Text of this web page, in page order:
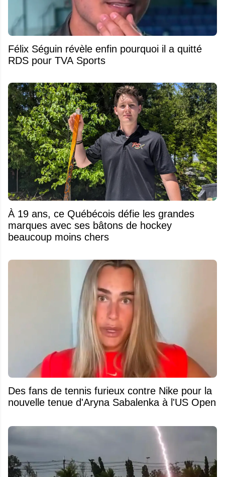
Félix Séguin révèle enfin pourquoi il a quitté
RDS pour TVA Sports
À 19 ans, ce Québécois défie les grandes
marques avec ses bâtons de hockey
beaucoup moins chers
Des fans de tennis furieux contre Nike pour la
nouvelle tenue d'Aryna Sabalenka à l'US Open